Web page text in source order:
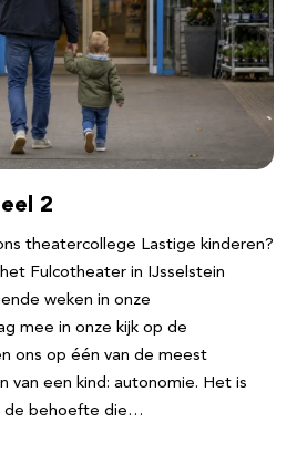
2
theatercollege Lastige kinderen?
Fulcotheater in IJsselstein
weken in onze
mee in onze kijk op de
ons op één van de meest
van een kind: autonomie. Het is
de behoefte die…